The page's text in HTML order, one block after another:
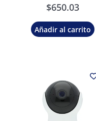
$650.03
Añadir al carrito